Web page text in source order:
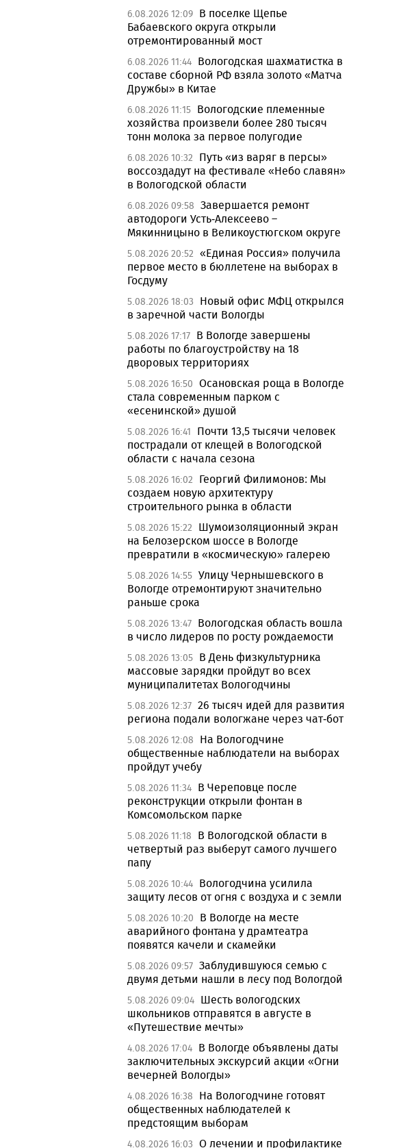
6.08.2026 12:09 В поселке Щепье
Бабаевского округа открыли
отремонтированный мост
6.08.2026 11:44 Вологодская шахматистка в
составе сборной РФ взяла золото «Матча
Дружбы» в Китае
6.08.2026 11:15 Вологодские племенные
хозяйства произвели более 280 тысяч
тонн молока за первое полугодие
6.08.2026 10:32
Путь «из варяг в персы»
воссоздадут на фестивале «Небо славян»
в Вологодской области
6.08.2026 09:58 Завершается ремонт
автодороги Усть-Алексеево –
Мякинницыно в Великоустюгском округе
5.08.2026 20:52 «Единая Россия» получила
первое место в бюллетене на выборах в
Госдуму
5.08.2026 18:03
Новый офис МФЦ открылся
в заречной части Вологды
5.08.2026 17:17 В Вологде завершены
работы по благоустройству на 18
дворовых территориях
5.08.2026 16:50 Осановская роща в Вологде
стала современным парком с
«есенинской» душой
5.08.2026 16:41
Почти 13,5 тысячи человек
пострадали от клещей в Вологодской
области с начала сезона
5.08.2026 16:02
Георгий Филимонов: Мы
создаем новую архитектуру
строительного рынка в области
5.08.2026 15:22
Шумоизоляционный экран
на Белозерском шоссе в Вологде
превратили в «космическую» галерею
5.08.2026 14:55 Улицу Чернышевского в
Вологде отремонтируют значительно
раньше срока
5.08.2026 13:47 Вологодская область вошла
в число лидеров по росту рождаемости
5.08.2026 13:05 В День физкультурника
массовые зарядки пройдут во всех
муниципалитетах Вологодчины
5.08.2026 12:37 26 тысяч идей для развития
региона подали вологжане через чат-бот
5.08.2026 12:08
На Вологодчине
общественные наблюдатели на выборах
пройдут учебу
5.08.2026 11:34 В Череповце после
реконструкции открыли фонтан в
Комсомольском парке
5.08.2026 11:18
В Вологодской области в
четвертый раз выберут самого лучшего
папу
5.08.2026 10:44 Вологодчина усилила
защиту лесов от огня с воздуха и с земли
5.08.2026 10:20
В Вологде на месте
аварийного фонтана у драмтеатра
появятся качели и скамейки
5.08.2026 09:57 Заблудившуюся семью с
двумя детьми нашли в лесу под Вологдой
5.08.2026 09:04 Шесть вологодских
школьников отправятся в августе в
«Путешествие мечты»
4.08.2026 17:04 В Вологде объявлены даты
заключительных экскурсий акции «Огни
вечерней Вологды»
4.08.2026 16:38
На Вологодчине готовят
общественных наблюдателей к
предстоящим выборам
4.08.2026 16:03 О лечении и профилактике